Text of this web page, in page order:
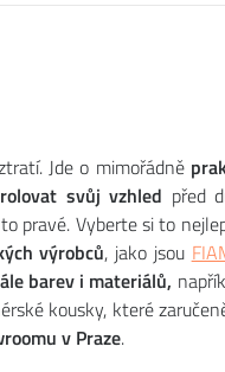
Jde o mimořádně
svůj vzhled před
pravé. Vyberte si to
výrobců, jako jsou
barev i materiálů,
kousky, které
v Praze.